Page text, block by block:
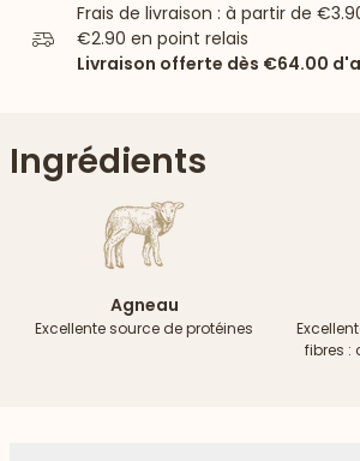
Frais de livraison : à partir de
€2.90 en point relais
Livraison offerte dès €64.00
Ingrédients
Agneau
Excellente source de protéines
fibres :